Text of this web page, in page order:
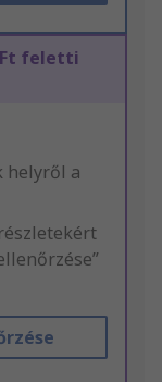
Ft feletti
helyről a